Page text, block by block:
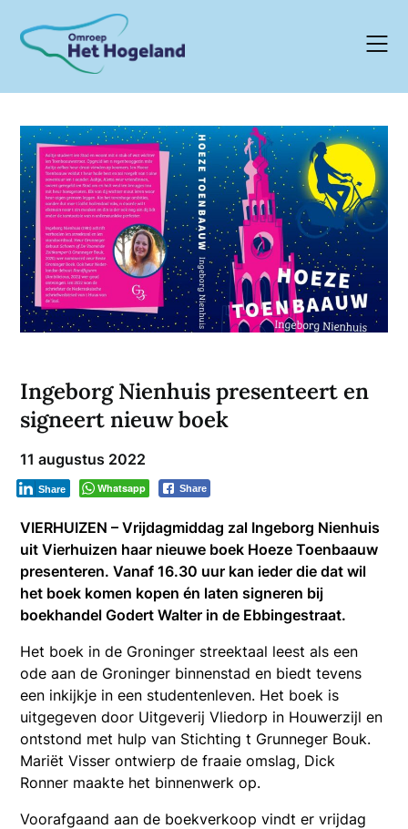
content
Ingeborg Nienhuis presenteert en
signeert nieuw boek
11 augustus 2022
Whatsapp Share
Share
VIERHUIZEN – Vrijdagmiddag zal Ingeborg Nienhuis
uit Vierhuizen haar nieuwe boek Hoeze Toenbaauw
presenteren. Vanaf 16.30 uur kan ieder die dat wil
het boek komen kopen én laten signeren bij
boekhandel Godert Walter in de Ebbingestraat.
Het boek in de Groninger streektaal leest als een
ode aan de Groninger binnenstad en biedt tevens
een inkijkje in een studentenleven. Het boek is
uitgegeven door Uitgeverij Vliedorp in Houwerzijl en
ontstond met hulp van Stichting t Grunneger Bouk.
Mariët Visser ontwierp de fraaie omslag, Dick
Ronner maakte het binnenwerk op.
Voorafgaand aan de boekverkoop vindt er vrijdag